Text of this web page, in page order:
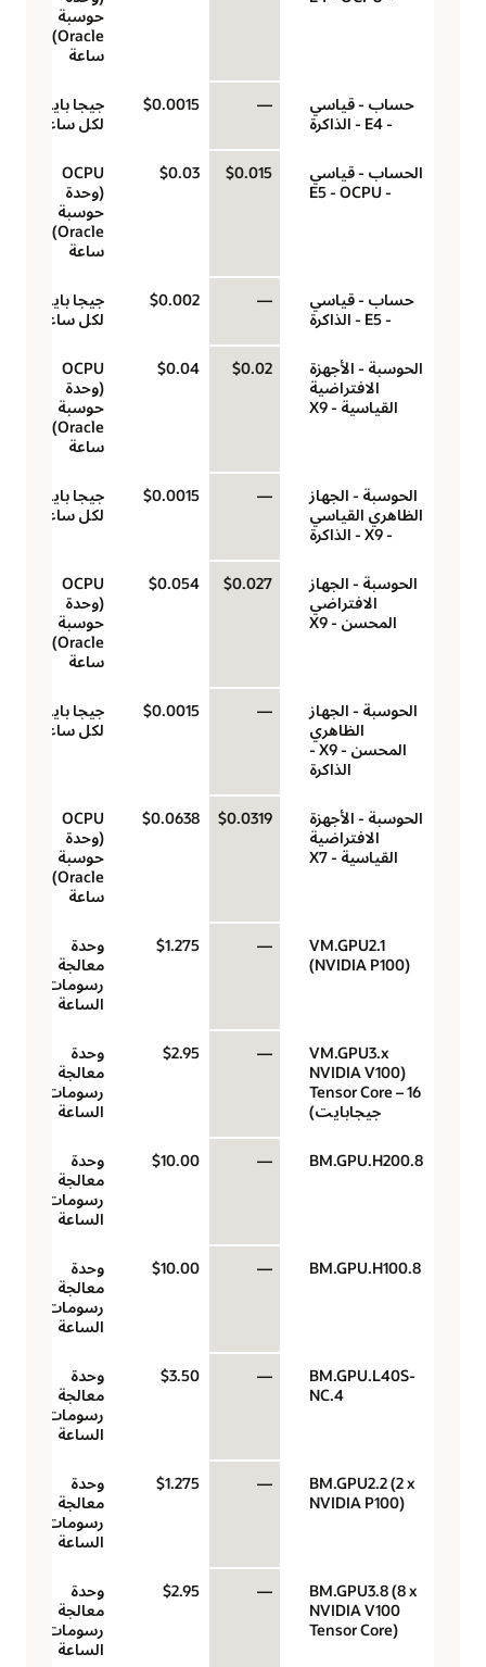
حوسبة
ساعة
حساب - قياسي
- E4 - الذاكرة
—
$0.0015
جيجا بايت
لكل ساعة
الحساب - قياسي
- E5 - OCPU
$0.015
$0.03
‏‫OCPU
(وحدة
حوسبة
ساعة
حساب - قياسي
- E5 - الذاكرة
—
$0.002
جيجا بايت
لكل ساعة
الحوسبة - الأجهزة
الافتراضية
القياسية - X9
$0.02
$0.04
‏‫OCPU
(وحدة
حوسبة
ساعة
الحوسبة - الجهاز
الظاهري القياسي
- X9 - الذاكرة
—
$0.0015
جيجا بايت
لكل ساعة
الحوسبة - الجهاز
الافتراضي
المحسن - X9
$0.027
$0.054
‏‫OCPU
(وحدة
حوسبة
ساعة
الحوسبة - الجهاز
الظاهري
المحسن - X9 -
الذاكرة
—
$0.0015
جيجا بايت
لكل ساعة
الحوسبة - الأجهزة
الافتراضية
القياسية - X7
$0.0319
$0.0638
‏‫OCPU
(وحدة
حوسبة
ساعة
VM.GPU2.1
(NVIDIA P100)
—
$1.275
وحدة
معالجة
رسومات في
الساعة
VM.GPU3.x
(NVIDIA V100
Tensor Core – 16
جيجابايت)
—
$2.95
وحدة
معالجة
رسومات في
الساعة
BM.GPU.H200.8
—
$10.00
وحدة
معالجة
رسومات في
الساعة
BM.GPU.H100.8
—
$10.00
وحدة
معالجة
رسومات في
الساعة
BM.GPU.L40S-
NC.4
—
$3.50
وحدة
معالجة
رسومات في
الساعة
BM.GPU2.2 (2 x
NVIDIA P100)
—
$1.275
وحدة
معالجة
رسومات في
الساعة
BM.GPU3.8 (8 x
NVIDIA V100
Tensor Core)
—
$2.95
وحدة
معالجة
رسومات في
الساعة